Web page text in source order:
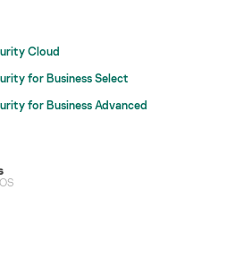
Cloud
for Business Select
for Business Advanced